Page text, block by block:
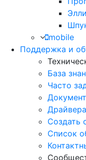
mobile
Поддержка и
База
Часто
Создать
Список